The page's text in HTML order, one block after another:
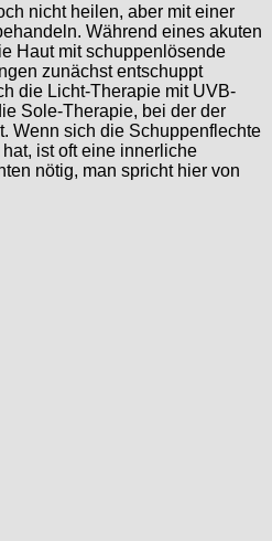
nicht heilen, aber mit einer
Während eines akuten
Haut mit schuppenlösende
zunächst entschuppt
die Licht-Therapie mit UVB-
Sole-Therapie, bei der der
Wenn sich die Schuppenflechte
ist oft eine innerliche
nötig, man spricht hier von